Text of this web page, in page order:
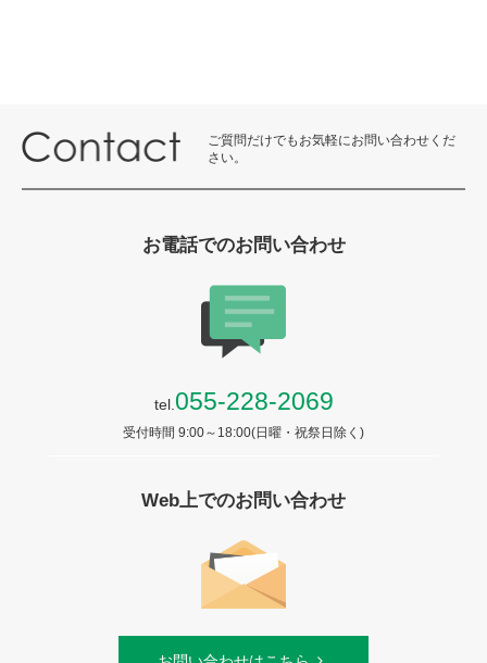
ご質問だけでもお気軽にお問い合わせくだ
さい。
お電話でのお問い合わせ
tel.055-228-2069
受付時間 9:00～18:00(日曜・祝祭日除く)
Web上でのお問い合わせ